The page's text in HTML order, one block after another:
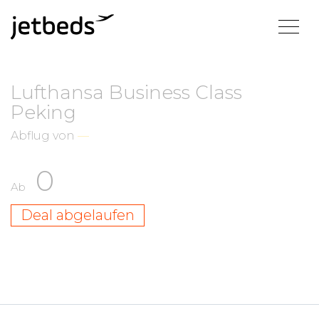
Lufthansa Business Class
Peking
Abflug von —
Ab 0
Deal abgelaufen